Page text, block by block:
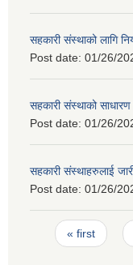
सहकारी संस्थाको लागि
Post date: 01/26/
सहकारी संस्थाको
Post date: 01/26/
सहकारी संस्थाहरुलाई
Post date: 01/26/
Pages
« first